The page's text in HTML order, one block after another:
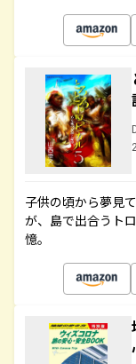
子供の頃から夢見
が、島で出合うト
憶。